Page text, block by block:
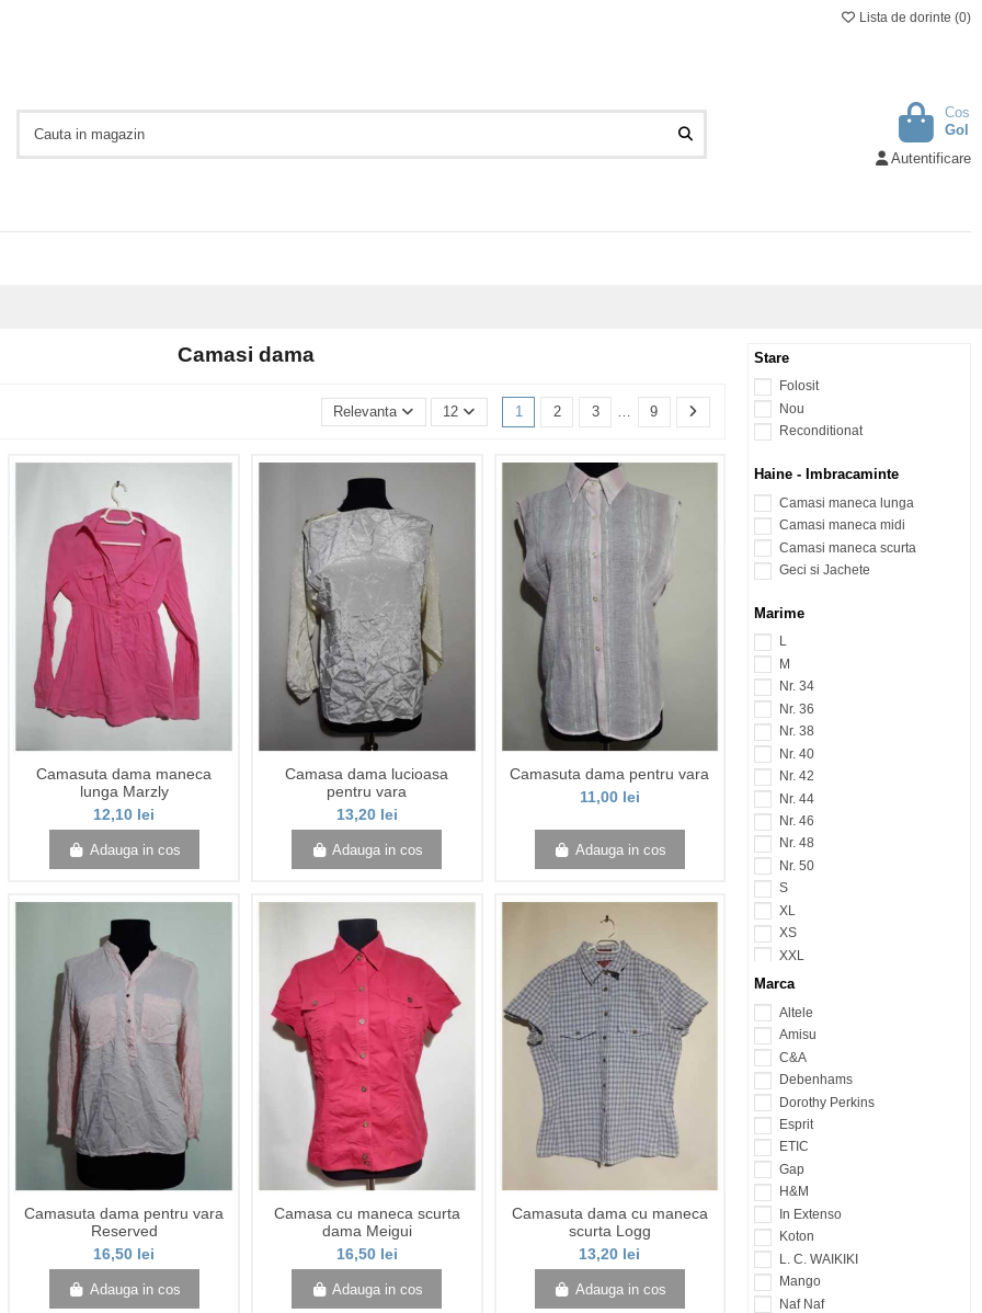
Lista de dorinte (0)
Cos
Gol
Autentificare
Camasi dama
Relevanta 12 1 2 3 9
Camasuta dama maneca
lunga Marzly
12,10 lei
Adauga in cos
Camasa dama lucioasa
pentru vara
13,20 lei
Adauga in cos
Camasuta dama pentru vara
11,00 lei
Adauga in cos
Camasuta dama pentru vara
Reserved
16,50 lei
Adauga in cos
Camasa cu maneca scurta
dama Meigui
16,50 lei
Adauga in cos
Camasuta dama cu maneca
scurta Logg
13,20 lei
Adauga in cos
Stare
Folosit
Nou
Reconditionat
Haine - Imbracaminte
Camasi maneca lunga
Camasi maneca midi
Camasi maneca scurta
Geci si Jachete
Marime
L
M
Nr. 34
Nr. 36
Nr. 38
Nr. 40
Nr. 42
Nr. 44
Nr. 46
Nr. 48
Nr. 50
S
XL
XS
XXL
Marca
Altele
Amisu
C&A
Debenhams
Dorothy Perkins
Esprit
ETIC
Gap
H&M
In Extenso
Koton
L. C. WAIKIKI
Mango
Naf Naf